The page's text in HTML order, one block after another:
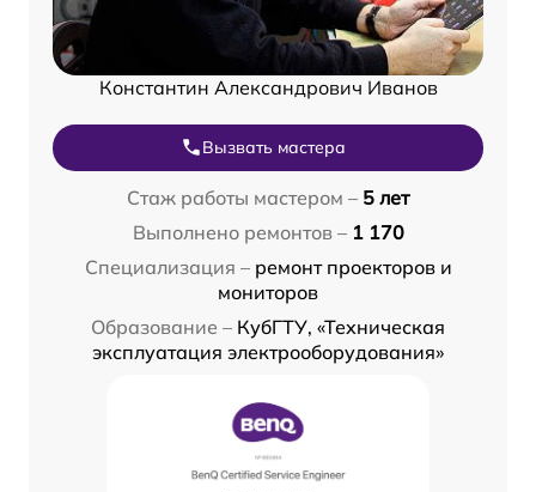
Константин Александрович Иванов
Вызвать мастера
Стаж работы мастером – 5 лет
Выполнено ремонтов – 1 170
Специализация – ремонт проекторов и
мониторов
Образование – КубГТУ, «Техническая
эксплуатация электрооборудования»